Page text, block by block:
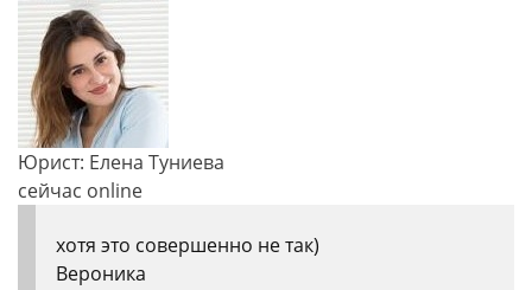
Юрист: Елена Туниева
сейчас online
хотя это совершенно не так)
Вероника